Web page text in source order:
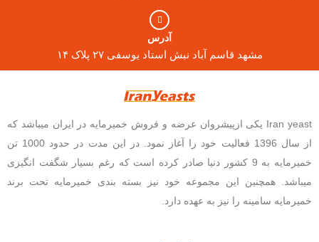
آدرس
مشهد قاسم آباد نبش استاد یوسفی ۲۷ پلاک ۱۴
Iran yeast یکی ازپیشروان عرضه و فروش خمیرمایه در ایران میباشد که
از سال 1396 فعالیت خود را آغاز نمود. در این مدت در حدود 1000 تن
خمیرمایه به 9 کشور دنیا صادر کرده است که رغم بسیار شگفت انگیزی
میباشد. همچنین این مجموعه خود نیز بسته بندی خمیرمایه تحت برند
خمیرمایه سامینه را نیز به عهده دارد.